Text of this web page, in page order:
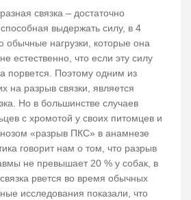
связка – достаточно
выдержать силу, в 4
нагрузки, которые она
естественно, что если эту силу
порвется. Поэтому одним из
на разрыв связки, является
Но в большинстве случаев
с хромотой у своих питомцев и
«разрыв ПКС» в анамнезе
говорит нам о том, что разрыв
не превышает 20 % у собак, в
рвется во время обычных
исследования показали, что